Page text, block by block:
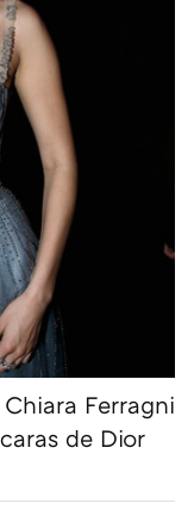
Ferragni
de Dior